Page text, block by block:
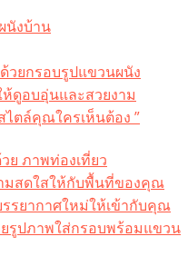
นังบ้าน
วยกรอบรูปแขวนผนัง
ดูอบอุ่นและสวยงาม
ตล์คุณใครเห็นต้อง ”
ย ภาพท่องเที่ยว
มสดใสให้กับพื้นที่ของคุณ
รยากาศใหม่ให้เข้ากับคุณ
รูปภาพใส่กรอบพร้อมแขวน​